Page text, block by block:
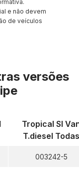
e não devem
de veículos
versões
Tropical Sl
T.diesel Todas
003242-5